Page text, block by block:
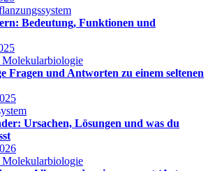
Bedeutung, Funktionen und
Fragen und Antworten zu einem seltenen
Ursachen, Lösungen und was du